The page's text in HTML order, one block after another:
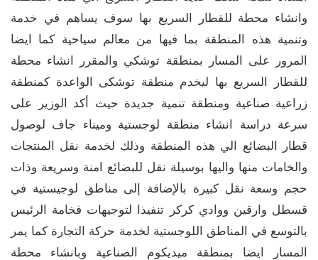
وانشاء محطة للقطار السريع بها سوف يساهم في خدمة
وتنمية هذه المنطقة بما فيها من معالم سياحية كما ايضا
المرور على المسار بمنطقة توشكي والمقرر انشاء محطة
للقطار السريع بها ليخدم منطقة توشكى الواعدة كمنطقة
زراعية صناعية ومنطقة تنمية جديدة حيث أكد الوزير على
سرعة دراسة انشاء منطقة لوجستية وميناء جاف لوصول
قطار البضائع الي هذه المنطقة وذلك لخدمة نقل المنتجات
والخامات منها واليها بوسيلة نقل للبضائع امنة وسريعة وذات
حجم وسعة نقل كبيرة بالإضافة إلى مناطق لوجيستية في
قسطل وارقين ووادي كركر تنفيذا لتوجيهات فخامة الرئيس
بالتوسع في المناطق اللوجستية لخدمة حركة التجارة كما يمر
المسار ايضا بمنطقة ميديكوم الصناعية وبانشاء محطة